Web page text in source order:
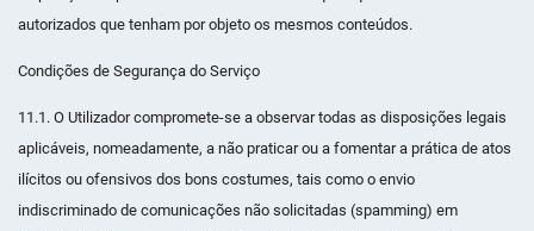
autorizados que tenham por objeto os mesmos conteúdos.
Condições de Segurança do Serviço
11.1. O Utilizador compromete-se a observar todas as disposições legais
aplicáveis, nomeadamente, a não praticar ou a fomentar a prática de atos
ilícitos ou ofensivos dos bons costumes, tais como o envio
indiscriminado de comunicações não solicitadas (spamming) em